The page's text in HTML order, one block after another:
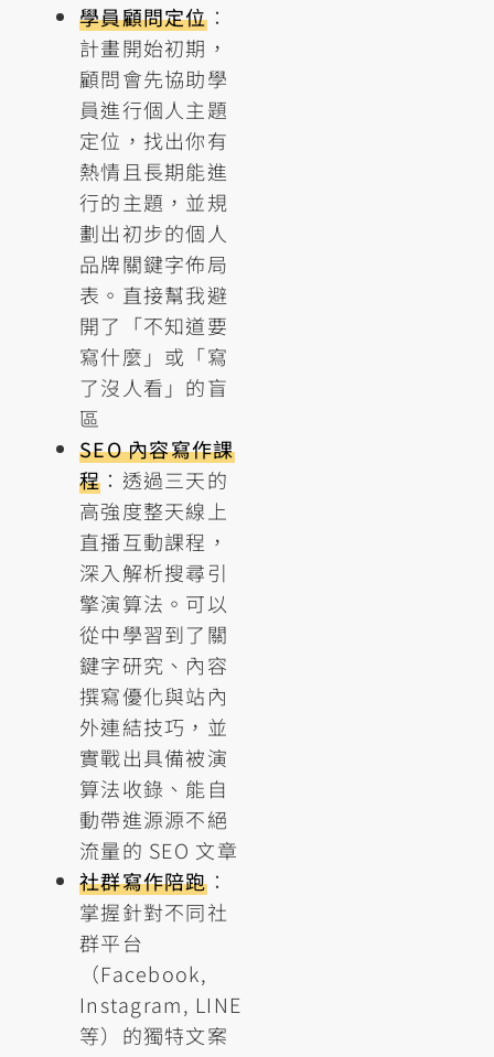
學員顧問定位：
計畫開始初期，
顧問會先協助學
員進行個人主題
定位，找出你有
熱情且長期能進
行的主題，並規
劃出初步的個人
品牌關鍵字佈局
表。直接幫我避
開了「不知道要
寫什麼」或「寫
了沒人看」的盲
區
SEO 內容寫作課
程 ：透過三天的
高強度整天線上
直播互動課程，
深入解析搜尋引
擎演算法。可以
從中學習到了關
鍵字研究、內容
撰寫優化與站內
外連結技巧，並
實戰出具備被演
算法收錄、能自
動帶進源源不絕
流量的 SEO 文章
社群寫作陪跑：
掌握針對不同社
群平台
（Facebook,
Instagram, LINE
等）的獨特文案